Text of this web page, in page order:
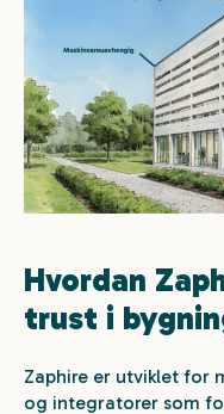
Hvordan
trust i
Zaphire er utviklet for
og integratorer som